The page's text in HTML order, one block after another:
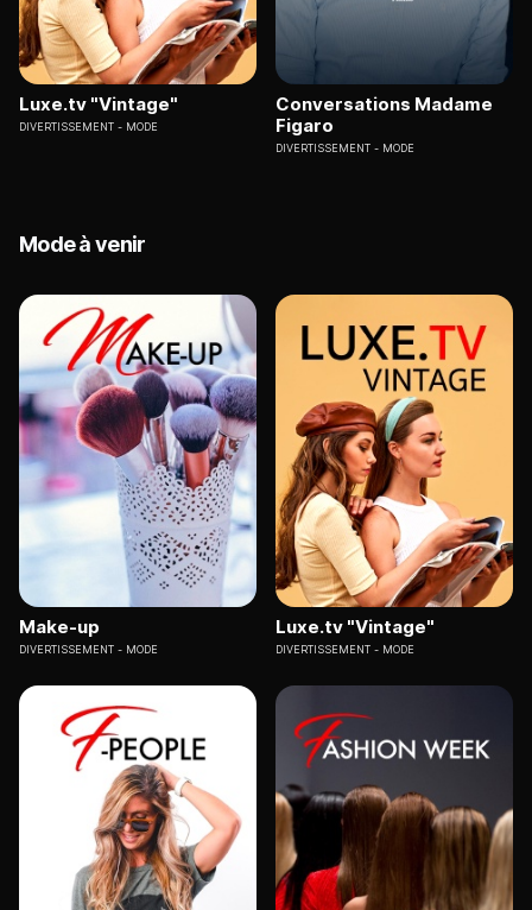
Luxe.tv "Vintage"
DIVERTISSEMENT MODE
Conversations Madame
Figaro
DIVERTISSEMENT MODE
Mode à venir
Make-up
DIVERTISSEMENT MODE
Luxe.tv "Vintage"
DIVERTISSEMENT MODE